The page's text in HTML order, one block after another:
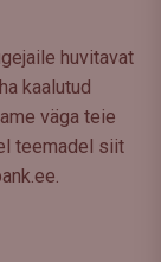
huvitavat
kaalutud
väga teie
teemadel siit